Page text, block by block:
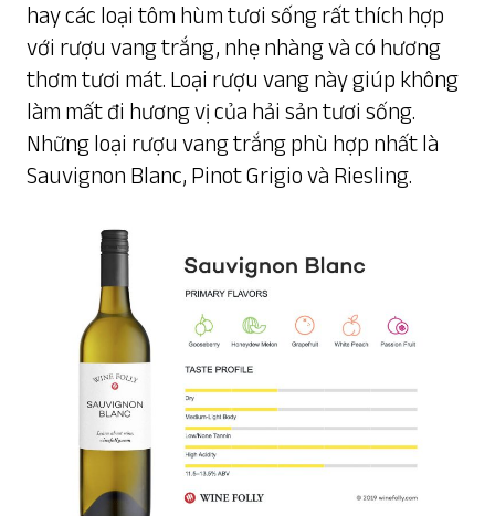
hay các loại tôm hùm tươi sống rất thích hợp
với rượu vang trắng, nhẹ nhàng và có hương
thơm tươi mát. Loại rượu vang này giúp không
làm mất đi hương vị của hải sản tươi sống.
Những loại rượu vang trắng phù hợp nhất là
Sauvignon Blanc, Pinot Grigio và Riesling.